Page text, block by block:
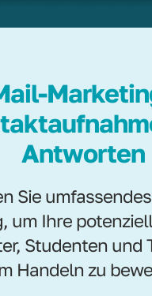
Antworten
Sie
um Ihre
Studenten und
Handeln zu